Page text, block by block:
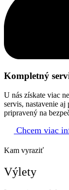
Kompletný
U nás získate viac
servis, nastavenie
pripravený na
Chcem viac
Kam vyraziť
Výlety